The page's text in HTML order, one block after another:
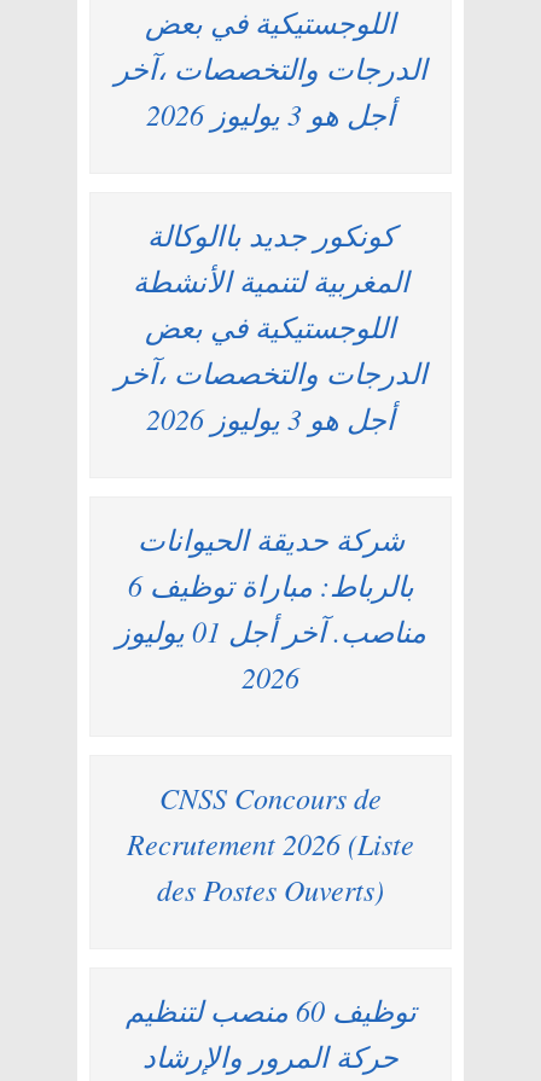
اللوجستيكية في بعض
الدرجات والتخصصات ،آخر
أجل هو 3 يوليوز 2026
كونكور جديد باالوكالة
المغربية لتنمية الأنشطة
اللوجستيكية في بعض
الدرجات والتخصصات ،آخر
أجل هو 3 يوليوز 2026
شركة حديقة الحيوانات
بالرباط: مباراة توظيف 6
مناصب. آخر أجل 01 يوليوز
2026
CNSS Concours de
Recrutement 2026 (Liste
des Postes Ouverts)
توظيف 60 منصب لتنظيم
حركة المرور والإرشاد